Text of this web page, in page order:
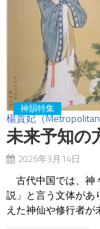
楊貴妃（Metropolitan
神韻特集
未来予知の
2026年3月14日
古代中国では、神
説」と言う文体があ
えた神仙や修行者が